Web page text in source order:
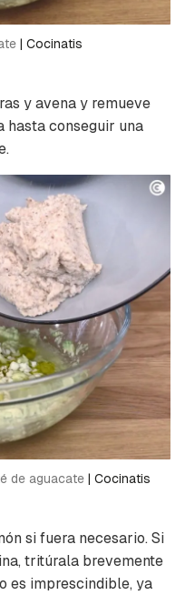
| Cocinatis
y avena y remueve
hasta conseguir una
de aguacate | Cocinatis
si fuera necesario. Si
tritúrala brevemente
es imprescindible, ya